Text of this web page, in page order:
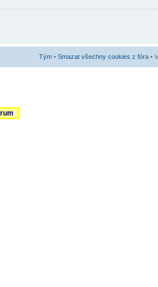
Tým • Smazat všechny cookies z fóra •